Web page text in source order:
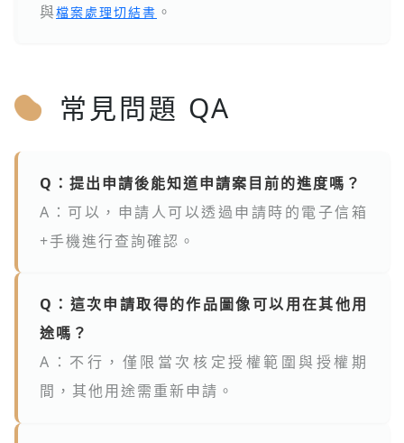
與檔案處理切結書 。
常見問題 QA
Q：提出申請後能知道申請案目前的進度嗎？
A：可以，申請人可以透過申請時的電子信箱
+手機進行查詢確認。
Q：這次申請取得的作品圖像可以用在其他用
途嗎？
A：不行，僅限當次核定授權範圍與授權期
間，其他用途需重新申請。